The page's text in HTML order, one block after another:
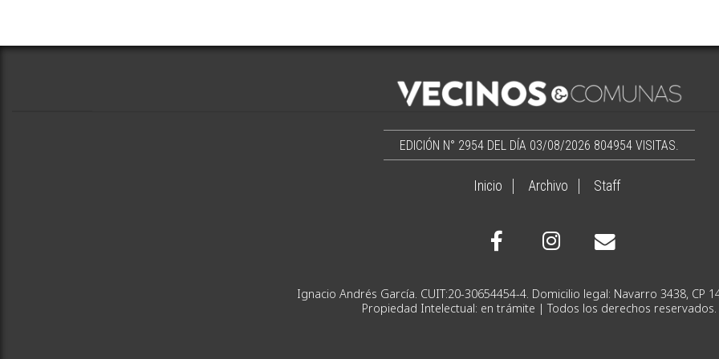
EDICIÓN N° 2954 DEL DÍA 03/08/2026 804954 VISITAS.
Inicio Archivo Staff
Ignacio Andrés García. CUIT:20-30654454-4. Domicilio
Propiedad Intelectual: en trámite | Todos los derechos reservados.